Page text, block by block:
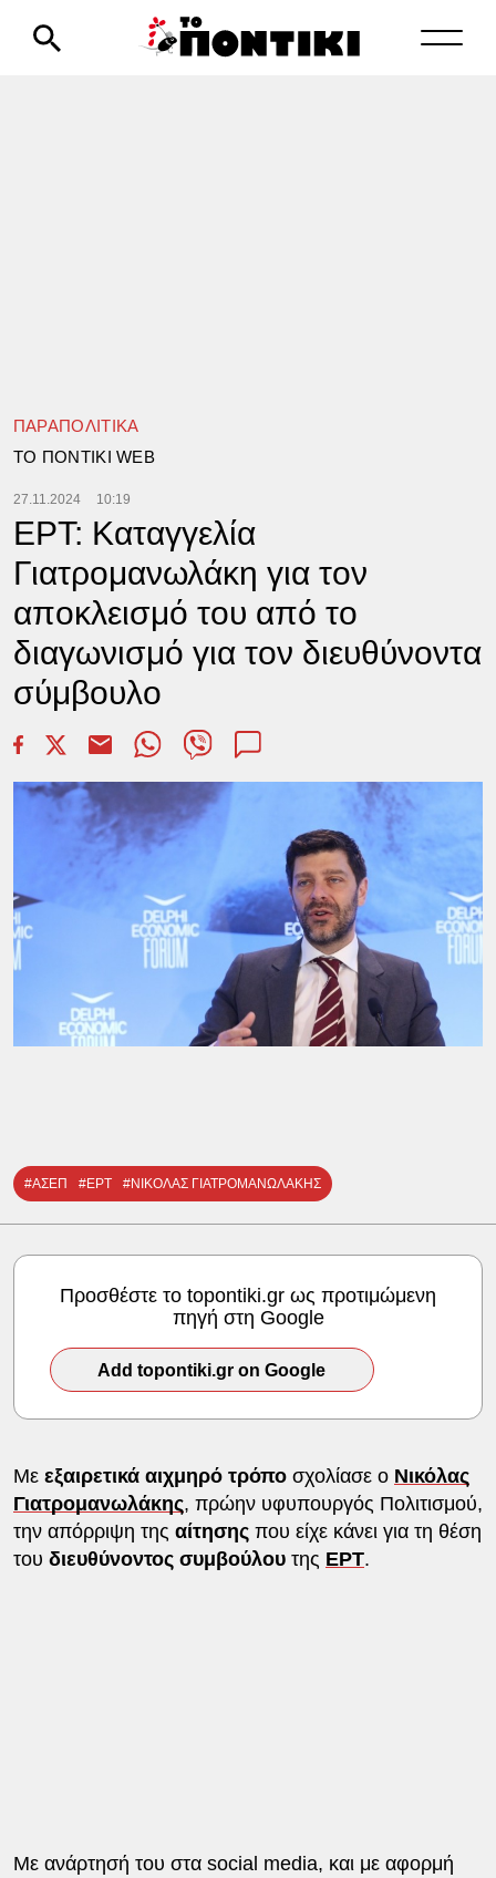
ΠΑΡΑΠΟΛΙΤΙΚΑ
TΟ ΠΟΝΤΙΚΙ WEB
27.11.2024 10:19
ΕΡΤ: Καταγγελία
Γιατρομανωλάκη για τον
αποκλεισμό του από το
διαγωνισμό για τον διευθύνοντα
σύμβουλο
#ΑΣΕΠ #ΕΡΤ #ΝΙΚΟΛΑΣ ΓΙΑΤΡΟΜΑΝΩΛΑΚΗΣ
Προσθέστε το topontiki.gr ως προτιμώμενη
πηγή στη Google
Add topontiki.gr on Google
Με εξαιρετικά αιχμηρό τρόποσχολίασε ο Νικόλας
Γιατρομανωλάκης, πρώην υφυπουργός Πολιτισμού,
την απόρριψη της αίτησηςπου είχε κάνει για τη θέση
του διευθύνοντος συμβούλουτης ΕΡΤ.
Με ανάρτησή του στα social media, και με αφορμή